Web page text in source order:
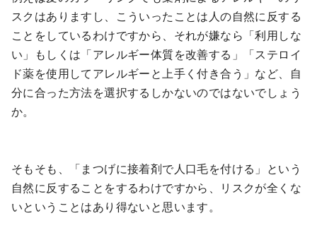
スクはありますし、こういったことは人の自然に反する
ことをしているわけですから、それが嫌なら「利用しな
い」もしくは「アレルギー体質を改善する」「ステロイ
ド薬を使用してアレルギーと上手く付き合う」など、自
分に合った方法を選択するしかないのではないでしょう
か。
そもそも、「まつげに接着剤で人口毛を付ける」という
自然に反することをするわけですから、リスクが全くな
いということはあり得ないと思います。